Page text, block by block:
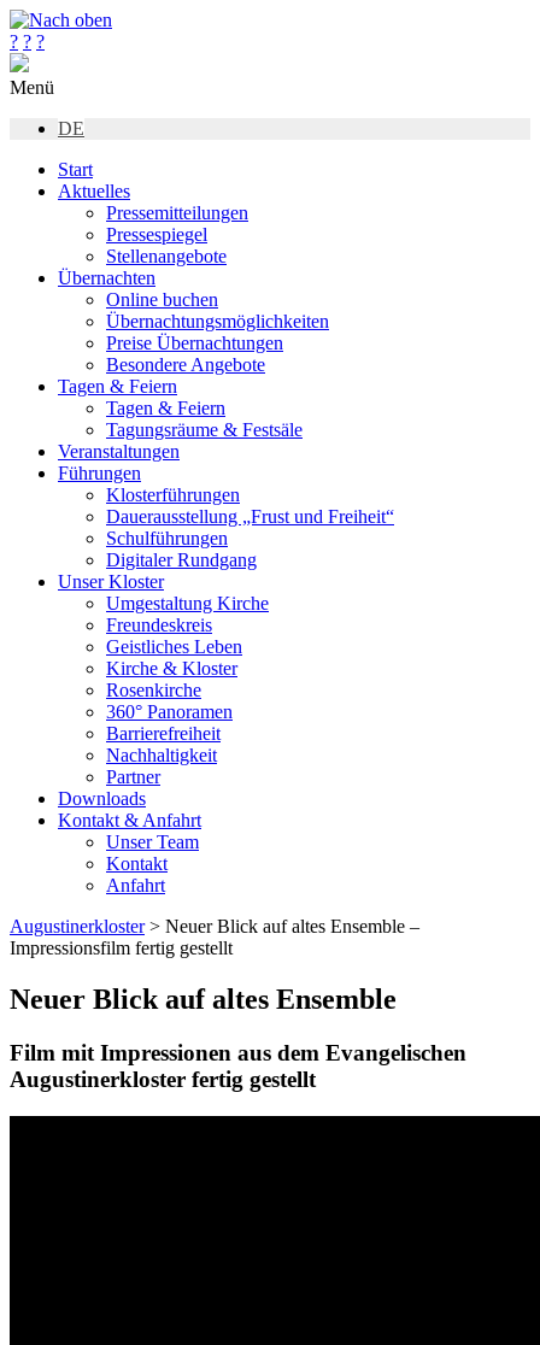
? ? ?
Menü
DE
Start
Aktuelles
Pressemitteilungen
Pressespiegel
Stellenangebote
Übernachten
Online buchen
Übernachtungsmöglichkeiten
Preise Übernachtungen
Besondere Angebote
Tagen & Feiern
Tagen & Feiern
Tagungsräume & Festsäle
Veranstaltungen
Führungen
Klosterführungen
Dauerausstellung „Frust und Freiheit“
Schulführungen
Digitaler Rundgang
Unser Kloster
Umgestaltung Kirche
Freundeskreis
Geistliches Leben
Kirche & Kloster
Rosenkirche
360° Panoramen
Barrierefreiheit
Nachhaltigkeit
Partner
Downloads
Kontakt & Anfahrt
Unser Team
Kontakt
Anfahrt
Augustinerkloster> Neuer Blick auf altes Ensemble –
Impressionsfilm fertig gestellt
Neuer Blick auf altes Ensemble
Film mit Impressionen aus dem Evangelischen
Augustinerkloster fertig gestellt